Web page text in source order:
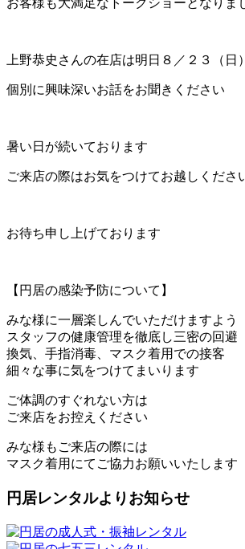
お客様も大満足なトークショーとなりま
上野恭史さんの在店は明日８／２３（日
個別に興味深いお話をお聞きください
暑い日が続いております
ご来店の際はお気をつけてお越しくださ
お待ち申し上げております
【円居の感染予防について】
みな様に一層楽しんでいただけますよう
スタッフの健康管理を徹底し三密の回避
換気、手指消毒、マスク着用での接客
細々な事に気をつけてまいります
ご体調のすぐれない方は
ご来店をお控えください
みな様もご来店の際には
マスク着用にてご協力お願いいたします
円居レンタルよりお知らせ